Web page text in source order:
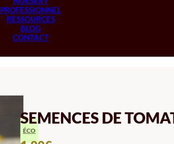
PROFESSIONNEL
RESSOURCES
BLOG
CONTACT
SEMENCES DE
ÉCO